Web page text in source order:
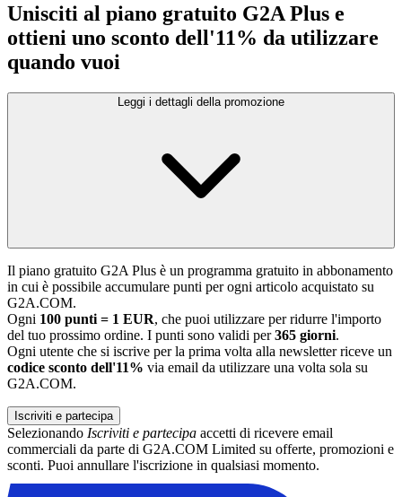
Unisciti al piano gratuito G2A Plus e
ottieni uno sconto dell'11% da utilizzare
quando vuoi
Leggi i dettagli della promozione
Il piano gratuito G2A Plus è un programma gratuito in abbonamento
in cui è possibile accumulare punti per ogni articolo acquistato su
G2A.COM.
Ogni 100 punti = 1 EUR, che puoi utilizzare per ridurre l'importo
del tuo prossimo ordine. I punti sono validi per365 giorni.
Ogni utente che si iscrive per la prima volta alla newsletter riceve un
codice sconto dell'11% via email da utilizzare una volta sola su
G2A.COM.
Iscriviti e partecipa
Selezionando Iscriviti e partecipa accetti di ricevere email
commerciali da parte di G2A.COM Limited su offerte, promozioni e
sconti. Puoi annullare l'iscrizione in qualsiasi momento.